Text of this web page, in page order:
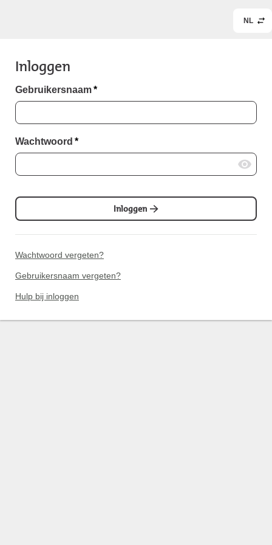
NL
Inloggen
Gebruikersnaam*
Wachtwoord *
Inloggen
Wachtwoord vergeten?
Gebruikersnaam vergeten?
Hulp bij inloggen